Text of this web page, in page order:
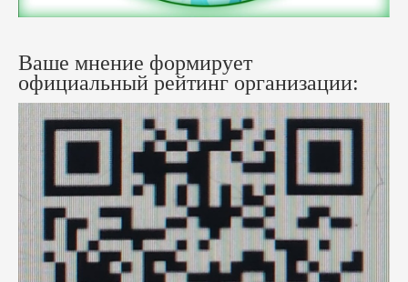
Ваше мнение формирует
официальный рейтинг организации: